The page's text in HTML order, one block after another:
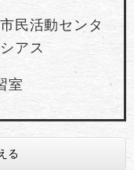
民活動センタ
アス
室
る